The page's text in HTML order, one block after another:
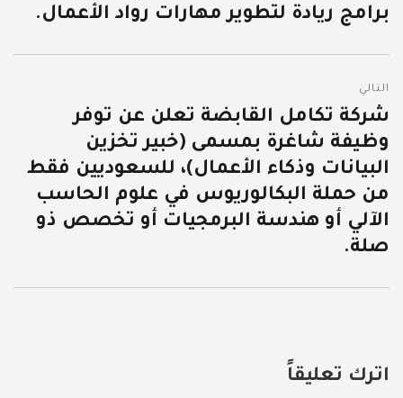
برامج ريادة لتطوير مهارات رواد الأعمال.
التالي
المقالة
التالية:
شركة تكامل القابضة تعلن عن توفر
وظيفة شاغرة بمسمى (خبير تخزين
البيانات وذكاء الأعمال)، للسعوديين فقط
من حملة البكالوريوس في علوم الحاسب
الآلي أو هندسة البرمجيات أو تخصص ذو
صلة.
اترك تعليقاً